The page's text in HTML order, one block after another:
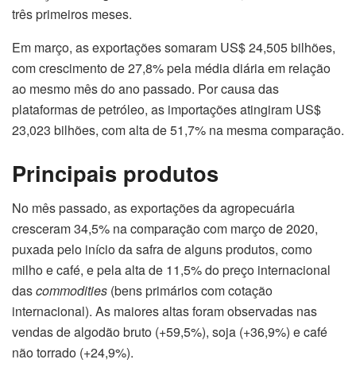
três primeiros meses.
Em março, as exportações somaram US$ 24,505 bilhões,
com crescimento de 27,8% pela média diária em relação
ao mesmo mês do ano passado. Por causa das
plataformas de petróleo, as importações atingiram US$
23,023 bilhões, com alta de 51,7% na mesma comparação.
Principais produtos
No mês passado, as exportações da agropecuária
cresceram 34,5% na comparação com março de 2020,
puxada pelo início da safra de alguns produtos, como
milho e café, e pela alta de 11,5% do preço internacional
dascommodities (bens primários com cotação
internacional). As maiores altas foram observadas nas
vendas de algodão bruto (+59,5%), soja (+36,9%) e café
não torrado (+24,9%).